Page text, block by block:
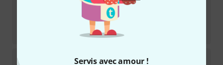
Servis avec amour !
Ernie Ball2143 Earthwood Custom Phospor
10
Disponible immédiatement
€
Daddario XSABR1253